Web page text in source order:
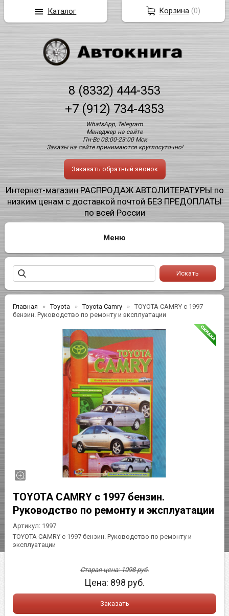
8 (8332) 444-353
+7 (912) 734-4353
WhatsApp, Telegram
Менеджер на сайте
Пн-Вс 08:00-23:00 Мск
Заказы на сайте принимаются круглосуточно!
Заказать обратный звонок
Интернет-магазин РАСПРОДАЖ АВТОЛИТЕРАТУРЫ по
низким ценам с доставкой почтой БЕЗ ПРЕДОПЛАТЫ
по всей России
Главная Toyota Toyota Camry
TOYOTA CAMRY с 1997
бензин. Руководство по ремонту и эксплуатации
TOYOTA CAMRY с 1997 бензин.
Руководство по ремонту и эксплуатации
Артикул: 1997
TOYOTA CAMRY с 1997 бензин. Руководство по ремонту и
эксплуатации
Старая цена:1098руб.
Цена: 898 руб.
Заказать
Корзина (0)
Каталог